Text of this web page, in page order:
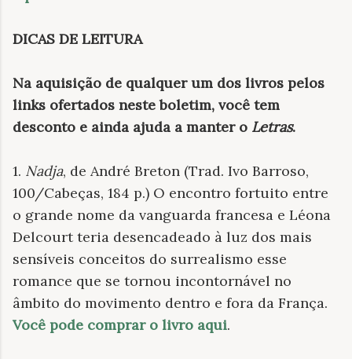
DICAS DE LEITURA
Na aquisição de qualquer um dos livros pelos
links ofertados neste boletim, você tem
desconto e ainda ajuda a manter o Letras.
1. Nadja, de André Breton (Trad. Ivo Barroso,
100/Cabeças, 184 p.) O encontro fortuito entre
o grande nome da vanguarda francesa e Léona
Delcourt teria desencadeado à luz dos mais
sensíveis conceitos do surrealismo esse
romance que se tornou incontornável no
âmbito do movimento dentro e fora da França.
Você pode comprar o livro aqui.